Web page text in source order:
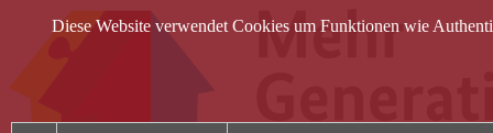
Diese Website verwendet Cookies um Funktionen wie